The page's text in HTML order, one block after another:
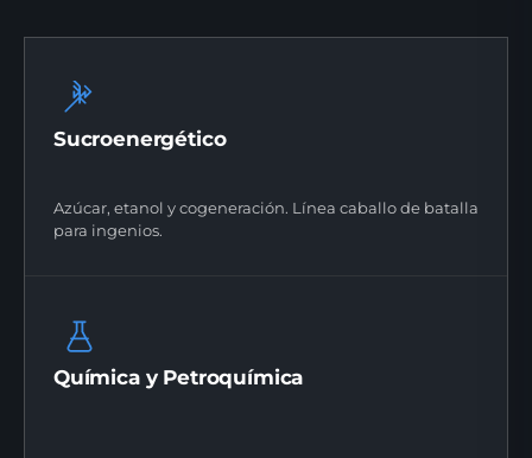
Sucroenergético
Azúcar, etanol y cogeneración. Línea caballo de batalla
para ingenios.
Química y Petroquímica